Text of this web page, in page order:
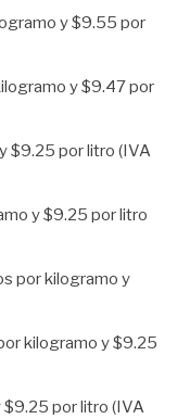
y $9.55 por
y $9.47 por
$9.25 por litro (IVA
y $9.25 por litro
por kilogramo y
kilogramo y $9.25
$9.25 por litro (IVA